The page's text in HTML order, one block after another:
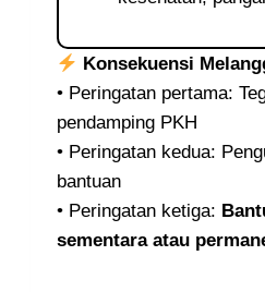
Konsekuensi
• Peringatan pertama:
pendamping PKH
• Peringatan kedua:
bantuan
• Peringatan ketiga:
sementara atau